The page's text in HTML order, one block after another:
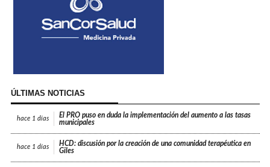
ÚLTIMAS NOTICIAS
hace 1 días
El PRO puso en duda la implementación del aumento a las tasas
municipales
hace 1 días
HCD: discusión por la creación de una comunidad terapéutica en
Giles